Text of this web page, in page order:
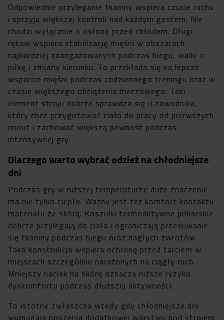
Odpowiednie przyleganie tkaniny wspiera czucie ruchu
i sprzyja większej kontroli nad każdym gestem. Nie
chodzi wyłącznie o osłonę przed chłodem. Długi
rękaw wspiera stabilizację mięśni w obszarach
najbardziej zaangażowanych podczas biegu, walki o
piłkę i zmiany kierunku. To przekłada się na lepsze
wsparcie mięśni podczas codziennego treningu oraz w
czasie większego obciążenia meczowego. Taki
element stroju dobrze sprawdza się u zawodnika,
który chce przygotować ciało do pracy od pierwszych
minut i zachować większą pewność podczas
intensywnej gry.
Dlaczego warto wybrać odzież na chłodniejsze
dni
Podczas gry w niższej temperaturze duże znaczenie
ma nie tylko ciepło. Ważny jest też komfort kontaktu
materiału ze skórą. Koszulki termoaktywne piłkarskie
dobrze przylegają do ciała i ograniczają przesuwanie
się tkaniny podczas biegu oraz nagłych zwrotów.
Taka konstrukcja wspiera ochronę przed tarciem w
miejscach szczególnie narażonych na ciągły ruch.
Mniejszy nacisk na skórę oznacza niższe ryzyko
dyskomfortu podczas dłuższej aktywności.
To istotne zwłaszcza wtedy gdy chłodniejsze dni
wymagają noszenia dodatkowej warstwy pod strojem